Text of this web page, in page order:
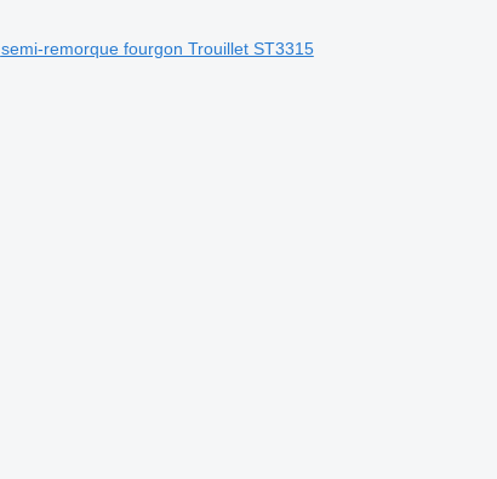
semi-remorque fourgon Trouillet ST3315